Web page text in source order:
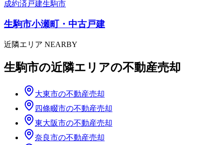
成約済 戸建生駒市
生駒市小瀬町・中古戸建
近隣エリア NEARBY
生駒市の近隣エリアの不動産売却
大東市の不動産売却
四條畷市の不動産売却
東大阪市の不動産売却
奈良市の不動産売却